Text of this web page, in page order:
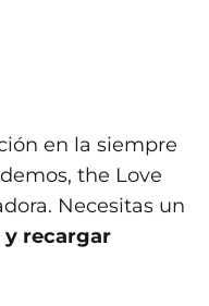
en la siempre
the Love
Necesitas un
y recargar